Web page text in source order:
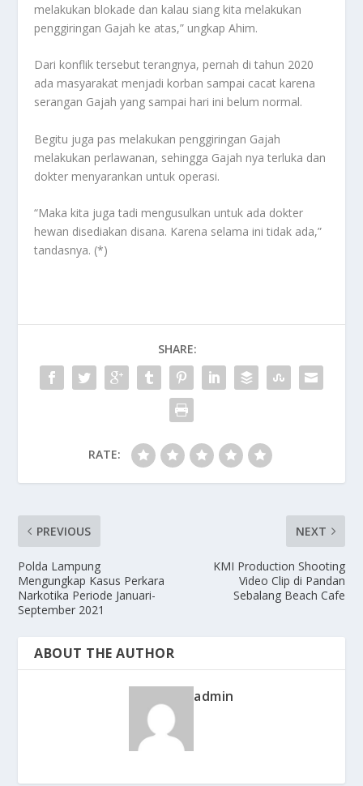
melakukan blokade dan kalau siang kita melakukan
penggiringan Gajah ke atas,” ungkap Ahim.
Dari konflik tersebut terangnya, pernah di tahun 2020
ada masyarakat menjadi korban sampai cacat karena
serangan Gajah yang sampai hari ini belum normal.
Begitu juga pas melakukan penggiringan Gajah
melakukan perlawanan, sehingga Gajah nya terluka dan
dokter menyarankan untuk operasi.
“Maka kita juga tadi mengusulkan untuk ada dokter
hewan disediakan disana. Karena selama ini tidak ada,”
tandasnya. (*)
SHARE:
RATE:
PREVIOUS
Polda Lampung
Mengungkap Kasus Perkara
Narkotika Periode Januari-
September 2021
NEXT
KMI Production Shooting
Video Clip di Pandan
Sebalang Beach Cafe
ABOUT THE AUTHOR
admin